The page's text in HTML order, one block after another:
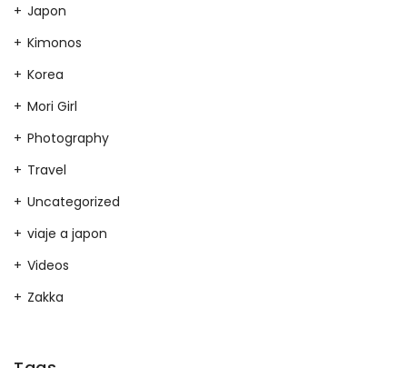
Japon
Kimonos
Korea
Mori Girl
Photography
Travel
Uncategorized
viaje a japon
Videos
Zakka